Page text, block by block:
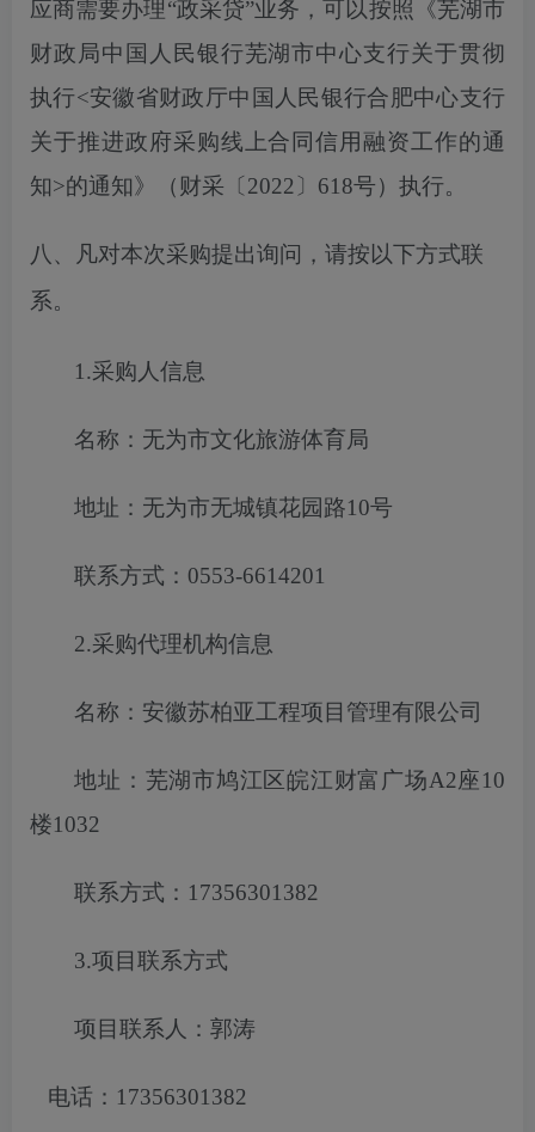
应商需要办理“政采贷”业务，可以按照《芜湖市
财政局中国人民银行芜湖市中心支行关于贯彻
执行<安徽省财政厅中国人民银行合肥中心支行
关于推进政府采购线上合同信用融资工作的通
知>的通知》（财采〔2022〕618号）执行。
八、凡对本次采购提出询问，请按以下方式联
系。
1.采购人信息
名称：无为市文化旅游体育局
地址：无为市无城镇花园路10号
联系方式：0553-6614201
2.采购代理机构信息
名称：安徽苏柏亚工程项目管理有限公司
地址：芜湖市鸠江区皖江财富广场A2座10
楼1032
联系方式： 17356301382
3.项目联系方式
项目联系人：郭涛
电话： 17356301382